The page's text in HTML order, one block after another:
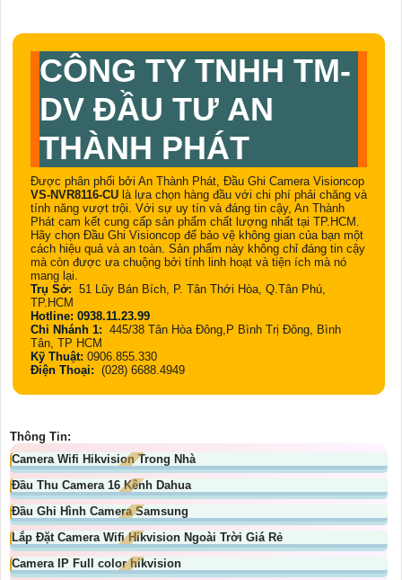
CÔNG TY TNHH TM-
DV ĐẦU TƯ AN
THÀNH PHÁT
Được phân phối bởi An Thành Phát, Đầu Ghi Camera Visioncop
VS-NVR8116-CU là lựa chọn hàng đầu với chi phí phải chăng và
tính năng vượt trội. Với sự uy tín và đáng tin cậy, An Thành
Phát cam kết cung cấp sản phẩm chất lượng nhất tại TP.HCM.
Hãy chọn Đầu Ghi Visioncop để bảo vệ không gian của bạn một
cách hiệu quả và an toàn. Sản phẩm này không chỉ đáng tin cậy
mà còn được ưa chuộng bởi tính linh hoạt và tiện ích mà nó
mang lại.
Trụ Sở: 51 Lũy Bán Bích, P. Tân Thới Hòa, Q.Tân Phú,
TP.HCM
Hotline: 0938.11.23.99
Chi Nhánh 1: 445/38 Tân Hòa Đông,P Bình Trị Đông, Bình
Tân, TP HCM
Kỹ Thuật: 0906.855.330
Điện Thoại: (028) 6688.4949
Thông Tin:
Camera Wifi Hikvision Trong Nhà
Đầu Thu Camera 16 Kênh Dahua
Đầu Ghi Hình Camera Samsung
Lắp Đặt Camera Wifi Hikvision Ngoài Trời Giá Rẻ
Camera IP Full color hikvision